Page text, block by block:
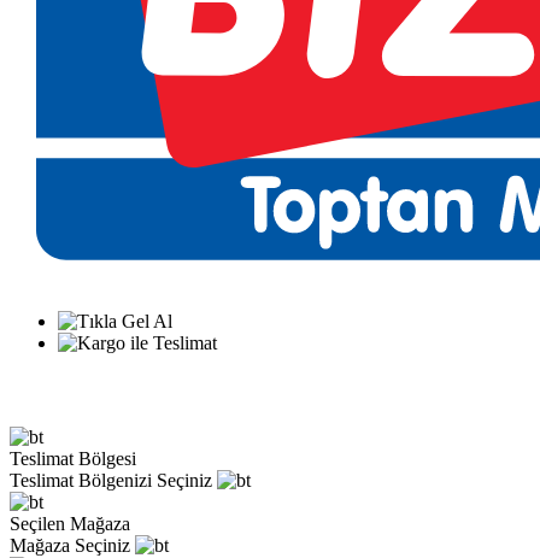
Teslimat Bölgesi
Teslimat Bölgenizi Seçiniz
Seçilen Mağaza
Mağaza Seçiniz